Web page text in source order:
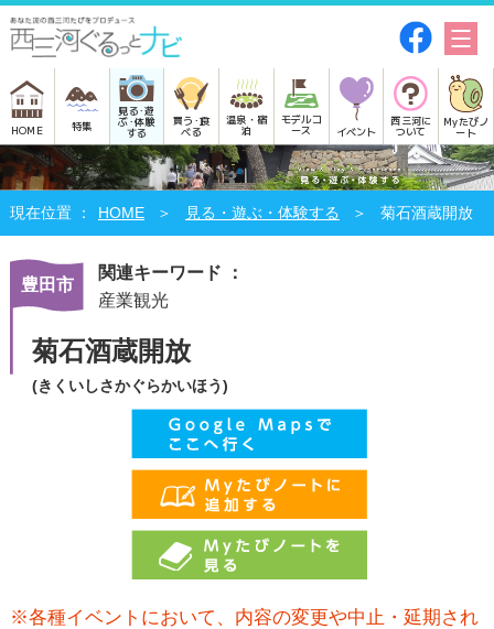
HOME 特集
見る･遊
ぶ･体験
する
買う･食
べる
温泉・宿
泊
モデルコ
ース イベント
西三河に
ついて
Myたびノ
ート
HOME 見る・遊ぶ・体験する 菊石酒蔵開放
豊田市
関連キーワード ：
産業観光
菊石酒蔵開放
(きくいしさかぐらかいほう)
※各種イベントにおいて、内容の変更や中止・延期され